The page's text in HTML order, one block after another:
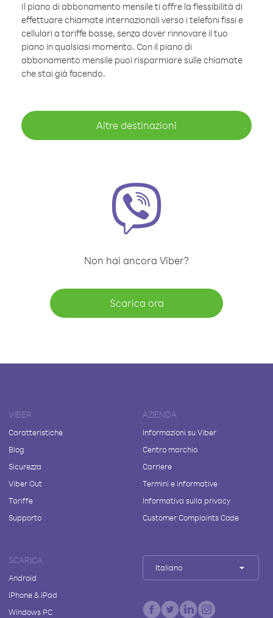
Il piano di abbonamento mensile ti offre la flessibilità di
effettuare chiamate internazionali verso i telefoni fissi e
cellulari a tariffe basse, senza dover rinnovare il tuo
piano in qualsiasi momento. Con il piano di
abbonamento mensile puoi risparmiare sulle chiamate
che stai già facendo.
Altre destinazioni
Non hai ancora Viber?
Scarica ora
VIBER
Caratteristiche
Blog
Sicurezza
Viber Out
Tariffe
Supporto
AZIENDA
Informazioni su Viber
Centro marchio
Carriere
Termini e informative
Informativa sulla privacy
Customer Complaints Code
SCARICA
Android
iPhone & iPad
Windows PC
Italiano